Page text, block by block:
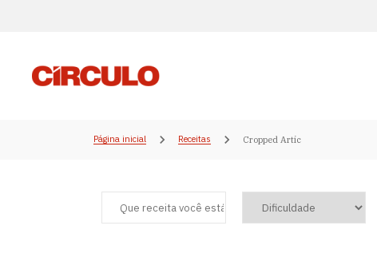
Página inicial Receitas Cropped Artic